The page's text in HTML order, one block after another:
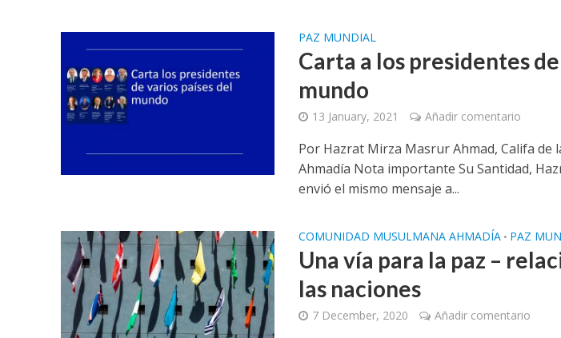
PAZ MUNDIAL
Carta a los presidentes
mundo
13 January, 2021 Añadir comentario
Por Hazrat Mirza Masrur Ahmad, Califa de
Ahmadía Nota importante Su Santidad,
envió el mismo mensaje a...
COMUNIDAD MUSULMANA AHMADÍA • PAZ
Una vía para la paz –
las naciones
7 December, 2020 Añadir comentario